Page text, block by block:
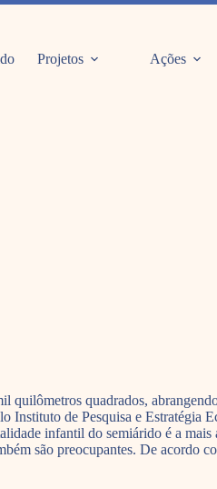
Projetos Ações
quilômetros quadrados,
de Pesquisa e Estratégia
infantil do semiárido é a
são preocupantes. De acordo